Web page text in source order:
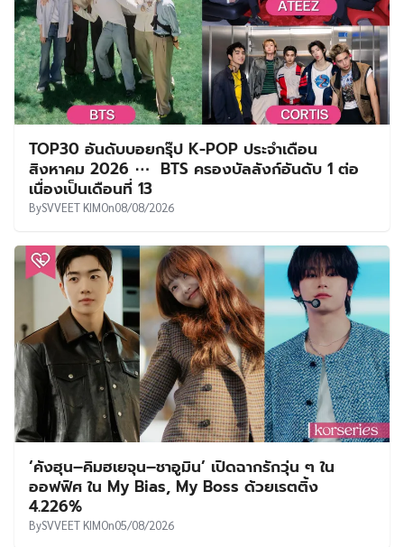
TOP30 อันดับบอยกรุ๊ป K-POP ประจำเดือน
สิงหาคม 2026 ⋯ BTS ครองบัลลังก์อันดับ 1 ต่อ
เนื่องเป็นเดือนที่ 13
BySVVEET KIMOn08/08/2026
‘คังฮุน–คิมฮเยจุน–ชาอูมิน’ เปิดฉากรักวุ่น ๆ ใน
ออฟฟิศ ใน My Bias, My Boss ด้วยเรตติ้ง
4.226%
BySVVEET KIMOn05/08/2026